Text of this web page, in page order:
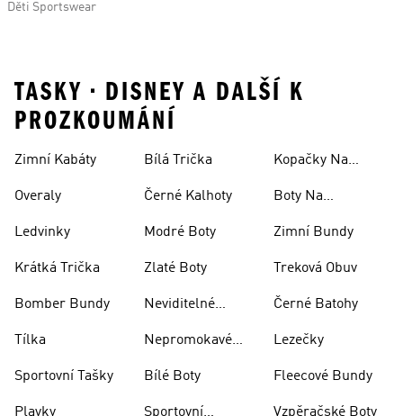
Děti Sportswear
TASKY • DISNEY A DALŠÍ K
PROZKOUMÁNÍ
Zimní Kabáty
Overaly
Ledvinky
Krátká Trička
Bomber Bundy
Tílka
Sportovní Tašky
Plavky
Bílá Trička
Černé Kalhoty
Modré Boty
Zlaté Boty
Neviditelné
Nepromokavé
Bílé Boty
Sportovní
Kopačky Na
Boty Na
Zimní Bundy
Treková Obuv
Černé Batohy
Lezečky
Fleecové Bundy
Vzpěračské Boty